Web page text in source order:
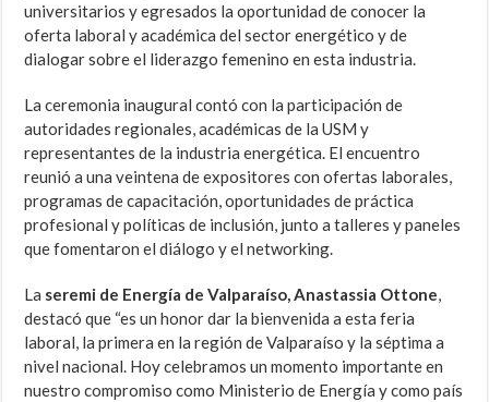
universitarios y egresados la oportunidad de conocer la
oferta laboral y académica del sector energético y de
dialogar sobre el liderazgo femenino en esta industria.
La ceremonia inaugural contó con la participación de
autoridades regionales, académicas de la USM y
representantes de la industria energética. El encuentro
reunió a una veintena de expositores con ofertas laborales,
programas de capacitación, oportunidades de práctica
profesional y políticas de inclusión, junto a talleres y paneles
que fomentaron el diálogo y el networking.
La seremi de Energía de Valparaíso, Anastassia Ottone,
destacó que “es un honor dar la bienvenida a esta feria
laboral, la primera en la región de Valparaíso y la séptima a
nivel nacional. Hoy celebramos un momento importante en
nuestro compromiso como Ministerio de Energía y como país